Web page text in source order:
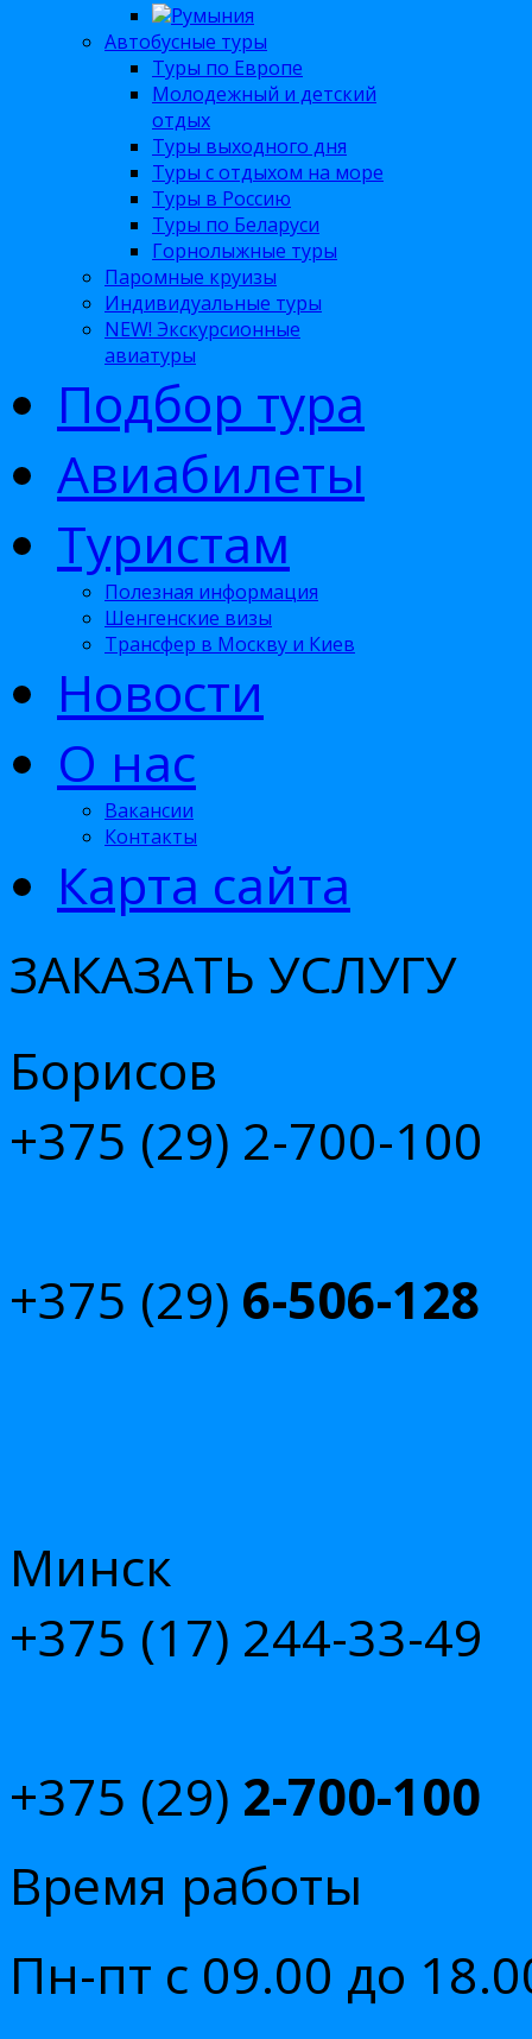
Румыния
Автобусные туры
Туры по Европе
Молодежный и детский
отдых
Туры выходного дня
Туры с отдыхом на море
Туры в Россию
Туры по Беларуси
Горнолыжные туры
Паромные круизы
Индивидуальные туры
NEW! Экскурсионные
авиатуры
Подбор тура
Авиабилеты
Туристам
Полезная информация
Шенгенские визы
Трансфер в Москву и Киев
Новости
О нас
Вакансии
Контакты
Карта сайта
ЗАКАЗАТЬ УСЛУГУ
Борисов
+375 (29) 2-700-100
+375 (29) 6-506-128
Минск
+375 (17) 244-33-49
+375 (29) 2-700-100
Время работы
Пн-пт с 09.00 до